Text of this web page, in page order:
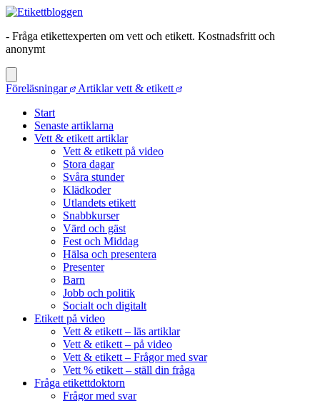
- Fråga etikettexperten om vett och etikett. Kostnadsfritt och
anonymt
Föreläsningar
Artiklar vett & etikett
Start
Senaste artiklarna
Vett & etikett artiklar
Vett & etikett på video
Stora dagar
Svåra stunder
Klädkoder
Utlandets etikett
Snabbkurser
Värd och gäst
Fest och Middag
Hälsa och presentera
Presenter
Barn
Jobb och politik
Socialt och digitalt
Etikett på video
Vett & etikett – läs artiklar
Vett & etikett – på video
Vett & etikett – Frågor med svar
Vett % etikett – ställ din fråga
Fråga etikettdoktorn
Frågor med svar